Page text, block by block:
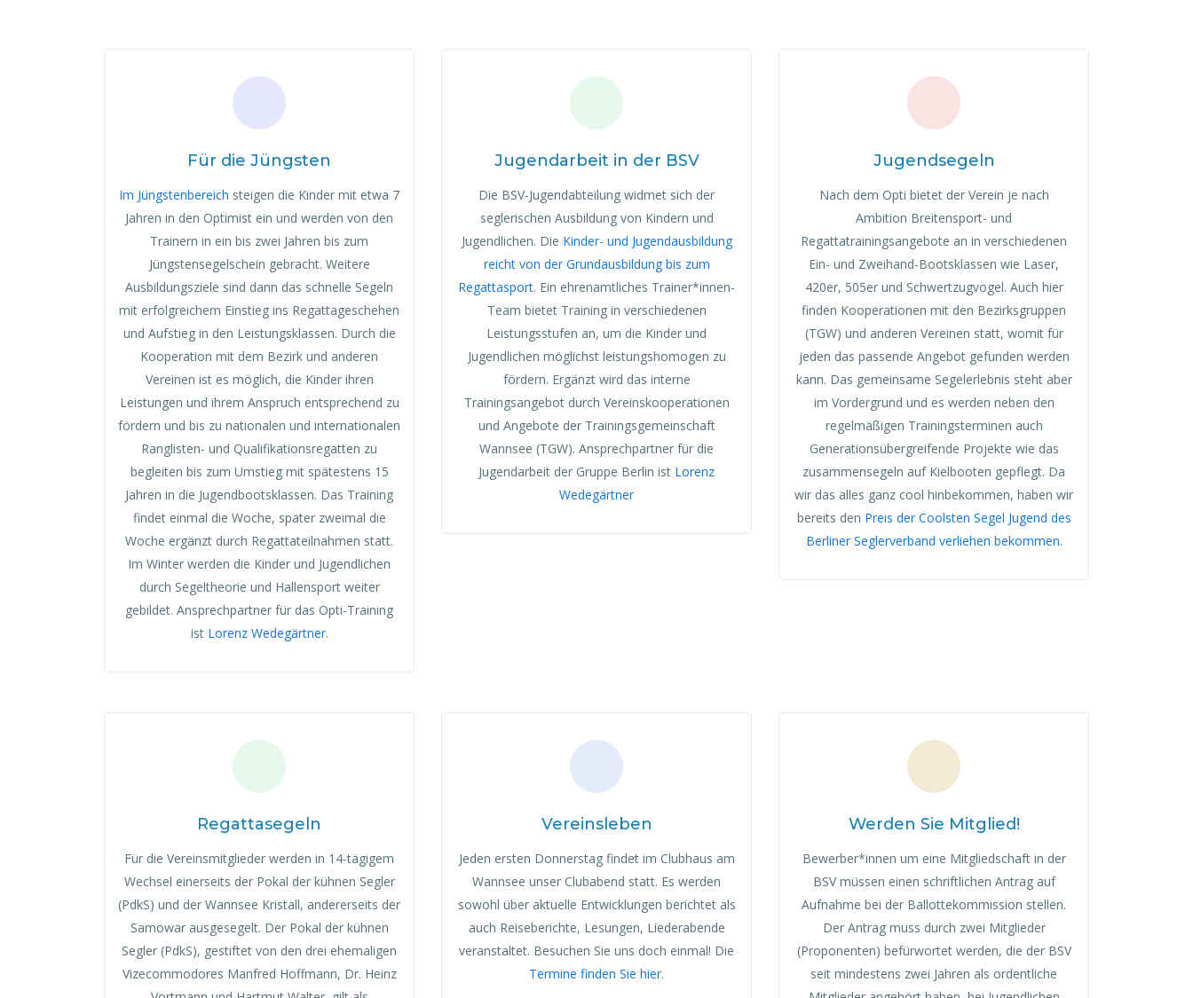
Für die Jüngsten
Im Jüngstenbereich steigen die Kinder mit etwa 7
Jahren in den Optimist ein und werden von den
Trainern in ein bis zwei Jahren bis zum
Jüngstensegelschein gebracht. Weitere
Ausbildungsziele sind dann das schnelle Segeln
mit erfolgreichem Einstieg ins Regattageschehen
und Aufstieg in den Leistungsklassen. Durch die
Kooperation mit dem Bezirk und anderen
Vereinen ist es möglich, die Kinder ihren
Leistungen und ihrem Anspruch entsprechend zu
fördern und bis zu nationalen und internationalen
Ranglisten- und Qualifikationsregatten zu
begleiten bis zum Umstieg mit spätestens 15
Jahren in die Jugendbootsklassen. Das Training
findet einmal die Woche, später zweimal die
Woche ergänzt durch Regattateilnahmen statt.
Im Winter werden die Kinder und Jugendlichen
durch Segeltheorie und Hallensport weiter
gebildet. Ansprechpartner für das Opti-Training
ist Lorenz Wedegärtner.
Jugendarbeit in der BSV
Die BSV-Jugendabteilung widmet sich der
seglerischen Ausbildung von Kindern und
Jugendlichen. Die Kinder- und Jugendausbildung
reicht von der Grundausbildung bis zum
Regattasport. Ein ehrenamtliches Trainer*innen-
Team bietet Training in verschiedenen
Leistungsstufen an, um die Kinder und
Jugendlichen möglichst leistungshomogen zu
fördern. Ergänzt wird das interne
Trainingsangebot durch Vereinskooperationen
und Angebote der Trainingsgemeinschaft
Wannsee (TGW). Ansprechpartner für die
Jugendarbeit der Gruppe Berlin ist Lorenz
Wedegärtner
Jugendsegeln
Nach dem Opti bietet der Verein je nach
Ambition Breitensport- und
Regattatrainingsangebote an in verschiedenen
Ein- und Zweihand-Bootsklassen wie Laser,
420er, 505er und Schwertzugvogel. Auch hier
finden Kooperationen mit den Bezirksgruppen
(TGW) und anderen Vereinen statt, womit für
jeden das passende Angebot gefunden werden
kann. Das gemeinsame Segelerlebnis steht aber
im Vordergrund und es werden neben den
regelmäßigen Trainingsterminen auch
Generationsübergreifende Projekte wie das
zusammensegeln auf Kielbooten gepflegt. Da
wir das alles ganz cool hinbekommen, haben wir
bereits den Preis der Coolsten Segel Jugend des
Berliner Seglerverband verliehen bekommen.
Regattasegeln
Für die Vereinsmitglieder werden in 14-tägigem
Wechsel einerseits der Pokal der kühnen Segler
(PdkS) und der Wannsee Kristall, andererseits der
Samowar ausgesegelt. Der Pokal der kühnen
Segler (PdkS), gestiftet von den drei ehemaligen
Vizecommodores Manfred Hoffmann, Dr. Heinz
Vereinsleben
Jeden ersten Donnerstag findet im Clubhaus am
Wannsee unser Clubabend statt. Es werden
sowohl über aktuelle Entwicklungen berichtet als
auch Reiseberichte, Lesungen, Liederabende
veranstaltet. Besuchen Sie uns doch einmal! Die
Termine finden Sie hier.
Werden Sie Mitglied!
Bewerber*innen um eine Mitgliedschaft in der
BSV müssen einen schriftlichen Antrag auf
Aufnahme bei der Ballottekommission stellen.
Der Antrag muss durch zwei Mitglieder
(Proponenten) befürwortet werden, die der BSV
seit mindestens zwei Jahren als ordentliche